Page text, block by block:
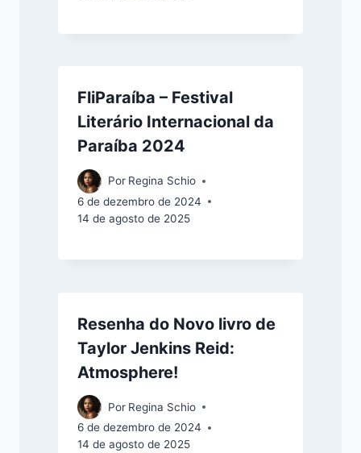
FliParaíba – Festival
Literário Internacional da
Paraíba 2024
Por Regina Schio
6 de dezembro de 2024
14 de agosto de 2025
Resenha do Novo livro de
Taylor Jenkins Reid:
Atmosphere!
Por Regina Schio
6 de dezembro de 2024
14 de agosto de 2025